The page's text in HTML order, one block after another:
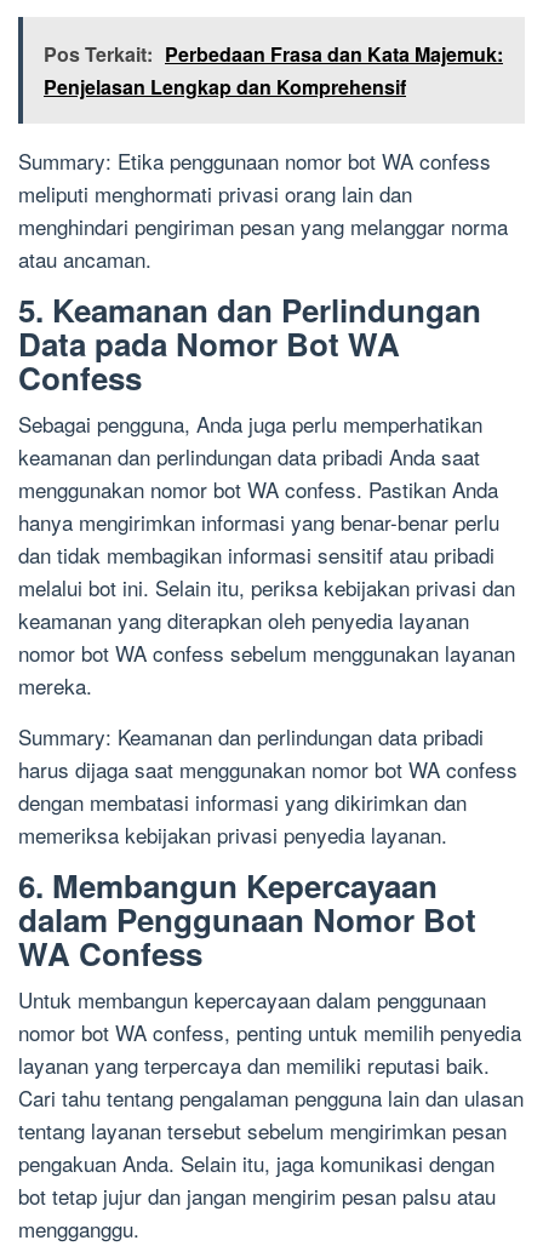
Pos Terkait: Perbedaan Frasa dan Kata Majemuk:
Penjelasan Lengkap dan Komprehensif
Summary: Etika penggunaan nomor bot WA confess
meliputi menghormati privasi orang lain dan
menghindari pengiriman pesan yang melanggar norma
atau ancaman.
5. Keamanan dan Perlindungan
Data pada Nomor Bot WA
Confess
Sebagai pengguna, Anda juga perlu memperhatikan
keamanan dan perlindungan data pribadi Anda saat
menggunakan nomor bot WA confess. Pastikan Anda
hanya mengirimkan informasi yang benar-benar perlu
dan tidak membagikan informasi sensitif atau pribadi
melalui bot ini. Selain itu, periksa kebijakan privasi dan
keamanan yang diterapkan oleh penyedia layanan
nomor bot WA confess sebelum menggunakan layanan
mereka.
Summary: Keamanan dan perlindungan data pribadi
harus dijaga saat menggunakan nomor bot WA confess
dengan membatasi informasi yang dikirimkan dan
memeriksa kebijakan privasi penyedia layanan.
6. Membangun Kepercayaan
dalam Penggunaan Nomor Bot
WA Confess
Untuk membangun kepercayaan dalam penggunaan
nomor bot WA confess, penting untuk memilih penyedia
layanan yang terpercaya dan memiliki reputasi baik.
Cari tahu tentang pengalaman pengguna lain dan ulasan
tentang layanan tersebut sebelum mengirimkan pesan
pengakuan Anda. Selain itu, jaga komunikasi dengan
bot tetap jujur dan jangan mengirim pesan palsu atau
mengganggu.